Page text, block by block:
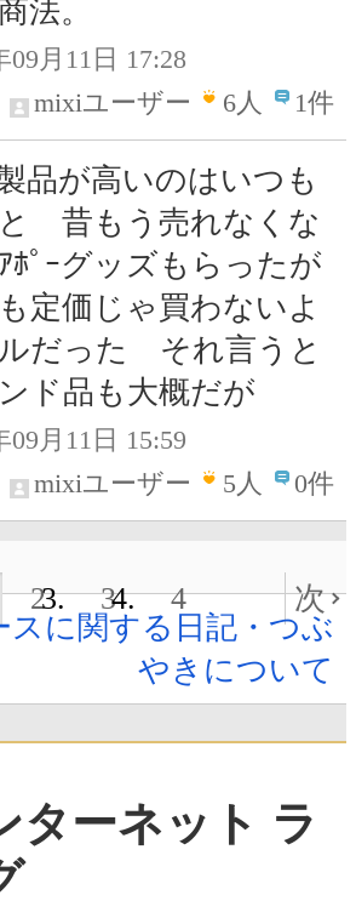
法。
09月11日 17:28
mixiユーザー
6人 1件
品が高いのはいつも
昔もう売れなくな
ﾎﾟｰグッズもらったが
定価じゃ買わないよ
だった それ言うと
ド品も大概だが
09月11日 15:59
mixiユーザー
5人 0件
2 3 4
次
スに関する日記・つぶ
やきについて
ターネット ラ